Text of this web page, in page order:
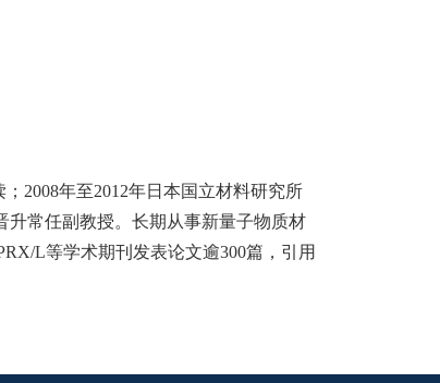
； 2008年至2012年日本国立材料研究所
升常任副教授。 长期从事新量子物质材
L等学术期刊 发表论文逾300篇，引用